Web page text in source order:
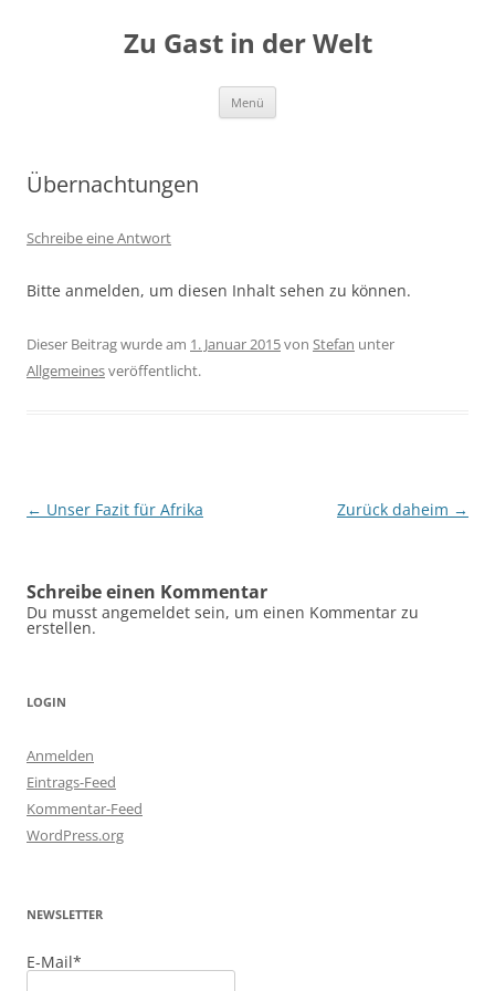
Zu Gast in der Welt
Menü
Übernachtungen
Schreibe eine Antwort
Bitte anmelden, um diesen Inhalt sehen zu können.
Dieser Beitrag wurde am 1. Januar 2015von Stefan unter
Allgemeinesveröffentlicht.
Beitragsnavigation
← Unser Fazit für Afrika Zurück daheim →
Schreibe einen Kommentar
Du musst angemeldet sein, um einen Kommentar zu
erstellen.
LOGIN
Anmelden
Eintrags-Feed
Kommentar-Feed
WordPress.org
NEWSLETTER
E-Mail*